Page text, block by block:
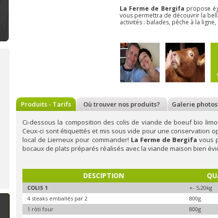
confiserie, produits artisanaux
à Soumagne
Bonbonnière, un
établissement
sympathique
spécialisé dans les
confiseries
artisanales en tout
cuberdons,...). Au fil
de ses rencontres,
Sonia diversifie son
assortiment
mesures : epicerie
ecoresponsable à Nandrin
du Condroz, près
pois, deux
mesuresest une
épicerie
écoresponsable qui
d'entretien.
Conscientes de
l'impact n&ea
En savoir plus En
La Ferme de Bergifa propose
vous permettra de découvrir la
activités : balades, pêche à la
Produits - Tarifs Où trouver nos produits? Galerie photos
Ci-dessous la composition des colis de viande de boeuf bio
Ceux-ci sont étiquettés et mis sous vide pour une conservation
local de Lierneux pour commander! La Ferme de Bergifa vous
bocaux de plats préparés réalisés avec la viande maison bien
DESCIPTION
COLIS 1 +- 5,20kg
4 steaks emballés par 2
800g
1 rôti four
800g